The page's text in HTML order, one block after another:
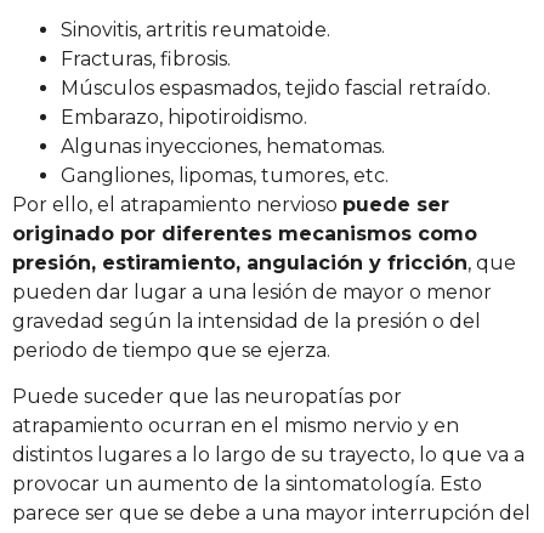
Sinovitis, artritis reumatoide.
Fracturas, fibrosis.
Músculos espasmados, tejido fascial retraído.
Embarazo, hipotiroidismo.
Algunas inyecciones, hematomas.
Gangliones, lipomas, tumores, etc.
Por ello, el atrapamiento nervioso puede ser
originado por diferentes mecanismos como
presión, estiramiento, angulación y fricción, que
pueden dar lugar a una lesión de mayor o menor
gravedad según la intensidad de la presión o del
periodo de tiempo que se ejerza.
Puede suceder que las neuropatías por
atrapamiento ocurran en el mismo nervio y en
distintos lugares a lo largo de su trayecto, lo que va a
provocar un aumento de la sintomatología. Esto
parece ser que se debe a una mayor interrupción del